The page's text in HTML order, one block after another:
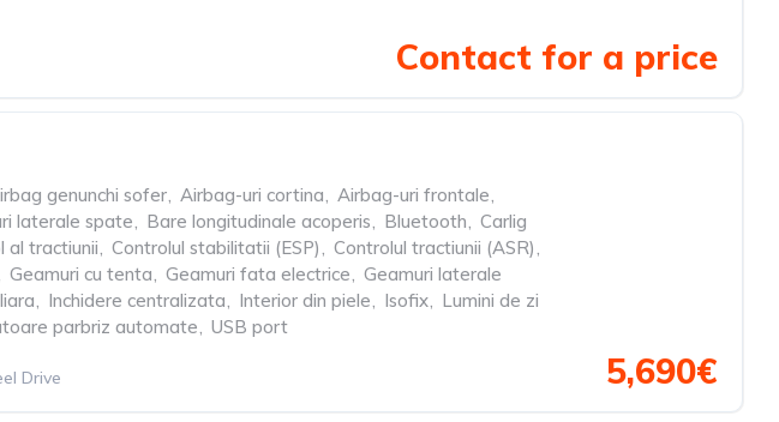
Contact for a price
genunchi sofer, Airbag-uri cortina, Airbag-uri frontale,
laterale spate, Bare longitudinale acoperis, Bluetooth, Carlig
al tractiunii, Controlul stabilitatii (ESP), Controlul tractiunii (ASR),
Geamuri cu tenta, Geamuri fata electrice, Geamuri laterale
, Inchidere centralizata, Interior din piele, Isofix, Lumini de zi
parbriz automate, USB port
Drive 5,690€